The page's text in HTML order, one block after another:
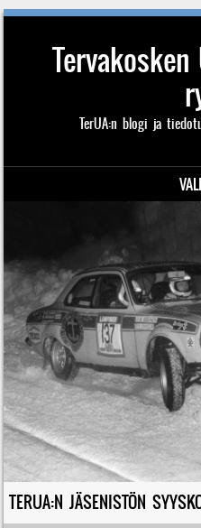
TerUA:n blogi ja
TERUA:N JÄSENISTÖN